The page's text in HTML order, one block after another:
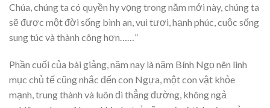
Chúa, chúng ta có quyền hy vọng trong năm mới này, chúng ta
sẽ được một đời sống bình an, vui tươi, hạnh phúc, cuộc sống
sung túc và thành công hơn……”
Phần cuối của bài giảng, năm nay là năm Bính Ngọ nên linh
mục chủ tế cũng nhắc đến con Ngựa, một con vật khỏe
mạnh, trung thành và luôn đi thẳng đường, không ngả